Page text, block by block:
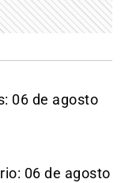
06 de agosto
06 de agosto